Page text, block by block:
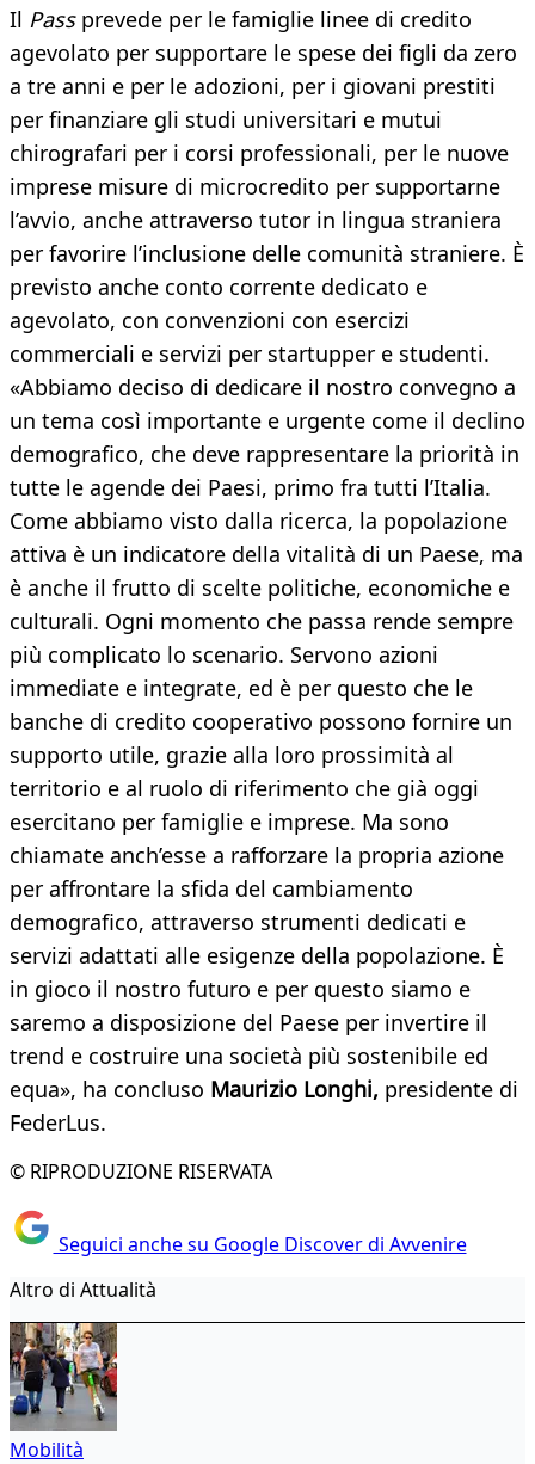
Il Pass prevede per le famiglie linee di credito
agevolato per supportare le spese dei figli da zero
a tre anni e per le adozioni, per i giovani prestiti
per finanziare gli studi universitari e mutui
chirografari per i corsi professionali, per le nuove
imprese misure di microcredito per supportarne
l’avvio, anche attraverso tutor in lingua straniera
per favorire l’inclusione delle comunità straniere. È
previsto anche conto corrente dedicato e
agevolato, con convenzioni con esercizi
commerciali e servizi per startupper e studenti.
«Abbiamo deciso di dedicare il nostro convegno a
un tema così importante e urgente come il declino
demografico, che deve rappresentare la priorità in
tutte le agende dei Paesi, primo fra tutti l’Italia.
Come abbiamo visto dalla ricerca, la popolazione
attiva è un indicatore della vitalità di un Paese, ma
è anche il frutto di scelte politiche, economiche e
culturali. Ogni momento che passa rende sempre
più complicato lo scenario. Servono azioni
immediate e integrate, ed è per questo che le
banche di credito cooperativo possono fornire un
supporto utile, grazie alla loro prossimità al
territorio e al ruolo di riferimento che già oggi
esercitano per famiglie e imprese. Ma sono
chiamate anch’esse a rafforzare la propria azione
per affrontare la sfida del cambiamento
demografico, attraverso strumenti dedicati e
servizi adattati alle esigenze della popolazione. È
in gioco il nostro futuro e per questo siamo e
saremo a disposizione del Paese per invertire il
trend e costruire una società più sostenibile ed
equa», ha concluso Maurizio Longhi, presidente di
FederLus.
© RIPRODUZIONE RISERVATA
Seguici anche su Google Discover di Avvenire
Altro di Attualità
Mobilità